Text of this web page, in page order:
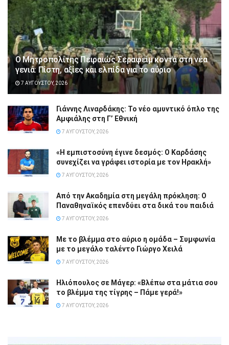
Ο Μητροπολίτης Πειραιώς Σεραφείμ κοντά στη νέα
γενιά: Πίστη, αξίες και ελπίδα για το αύριο
7 ΑΥΓΟΎΣΤΟΥ, 2026
Γιάννης Λιναρδάκης: Το νέο αμυντικό όπλο της
Αμφιάλης στη Γ’ Εθνική
7 ΑΥΓΟΎΣΤΟΥ, 2026
«Η εμπιστοσύνη έγινε δεσμός: Ο Καρδάσης
συνεχίζει να γράφει ιστορία με τον Ηρακλή»
7 ΑΥΓΟΎΣΤΟΥ, 2026
Από την Ακαδημία στη μεγάλη πρόκληση: Ο
Παναθηναϊκός επενδύει στα δικά του παιδιά
7 ΑΥΓΟΎΣΤΟΥ, 2026
Με το βλέμμα στο αύριο η ομάδα – Συμφωνία
με το μεγάλο ταλέντο Γιώργο Χειλά
7 ΑΥΓΟΎΣΤΟΥ, 2026
Ηλιόπουλος σε Μάγερ: «Βλέπω στα μάτια σου
το βλέμμα της τίγρης – Πάμε γερά!»
7 ΑΥΓΟΎΣΤΟΥ, 2026